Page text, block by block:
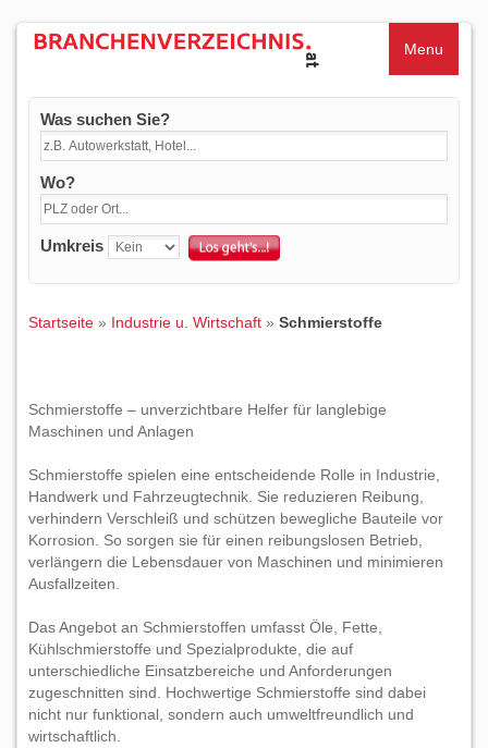
Menu
Was suchen Sie?
Wo?
Umkreis
Startseite » Industrie u. Wirtschaft » Schmierstoffe
Schmierstoffe – unverzichtbare Helfer für langlebige
Maschinen und Anlagen
Schmierstoffe spielen eine entscheidende Rolle in Industrie,
Handwerk und Fahrzeugtechnik. Sie reduzieren Reibung,
verhindern Verschleiß und schützen bewegliche Bauteile vor
Korrosion. So sorgen sie für einen reibungslosen Betrieb,
verlängern die Lebensdauer von Maschinen und minimieren
Ausfallzeiten.
Das Angebot an Schmierstoffen umfasst Öle, Fette,
Kühlschmierstoffe und Spezialprodukte, die auf
unterschiedliche Einsatzbereiche und Anforderungen
zugeschnitten sind. Hochwertige Schmierstoffe sind dabei
nicht nur funktional, sondern auch umweltfreundlich und
wirtschaftlich.